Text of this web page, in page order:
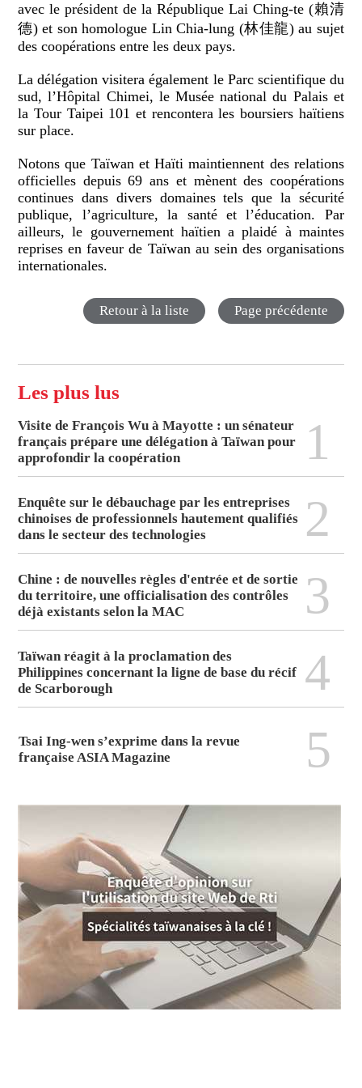
avec le président de la République Lai Ching-te (賴清
德) et son homologue Lin Chia-lung (林佳龍) au sujet
des coopérations entre les deux pays.
La délégation visitera également le Parc scientifique du
sud, l’Hôpital Chimei, le Musée national du Palais et
la Tour Taipei 101 et rencontera les boursiers haïtiens
sur place.
Notons que Taïwan et Haïti maintiennent des relations
officielles depuis 69 ans et mènent des coopérations
continues dans divers domaines tels que la sécurité
publique, l’agriculture, la santé et l’éducation. Par
ailleurs, le gouvernement haïtien a plaidé à maintes
reprises en faveur de Taïwan au sein des organisations
internationales.
Retour à la liste Page précédente
Les plus lus
Visite de François Wu à Mayotte : un sénateur
français prépare une délégation à Taïwan pour
approfondir la coopération
1
Enquête sur le débauchage par les entreprises
chinoises de professionnels hautement qualifiés
dans le secteur des technologies
2
Chine : de nouvelles règles d'entrée et de sortie
du territoire, une officialisation des contrôles
déjà existants selon la MAC
3
Taïwan réagit à la proclamation des
Philippines concernant la ligne de base du récif
de Scarborough
4
Tsai Ing-wen s’exprime dans la revue
française ASIA Magazine
5